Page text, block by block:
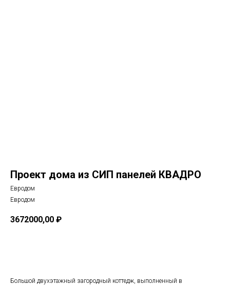
Проект дома из СИП панелей КВАДРО
Евродом
Евродом
3672000,00 ₽
Большой двухэтажный загородный коттедж, выполненный в